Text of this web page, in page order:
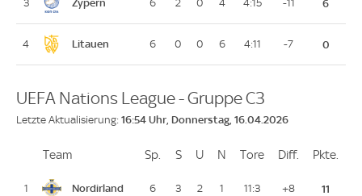
3 Zypern 6 2 0 4 4:15 -11 6
4 Litauen 6 0 0 6 4:11 -7 0
UEFA Nations League - Gruppe C3
Letzte Aktualisierung: 16:54 Uhr, Donnerstag, 16.04.2026
PlatzTeam Sp. Spiele
SSiege
U Unentschieden
N Niederlagen
Tore ToreDiff. Differenz
Pkte.
1 Nordirland 6 3 2 1 11:3 +8 11